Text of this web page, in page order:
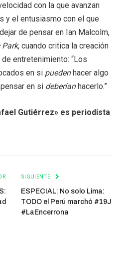
con la que avanzan
y el entusiasmo con el que
de pensar en Ian Malcolm,
, cuando critica la creación
entretenimiento: “Los
en si puedenhacer algo
en si deberíanhacerlo.”
Gutiérrez» es periodista
SIGUIENTE
ESPECIAL: No solo Lima:
TODO el Perú marchó #19J
#LaEncerrona